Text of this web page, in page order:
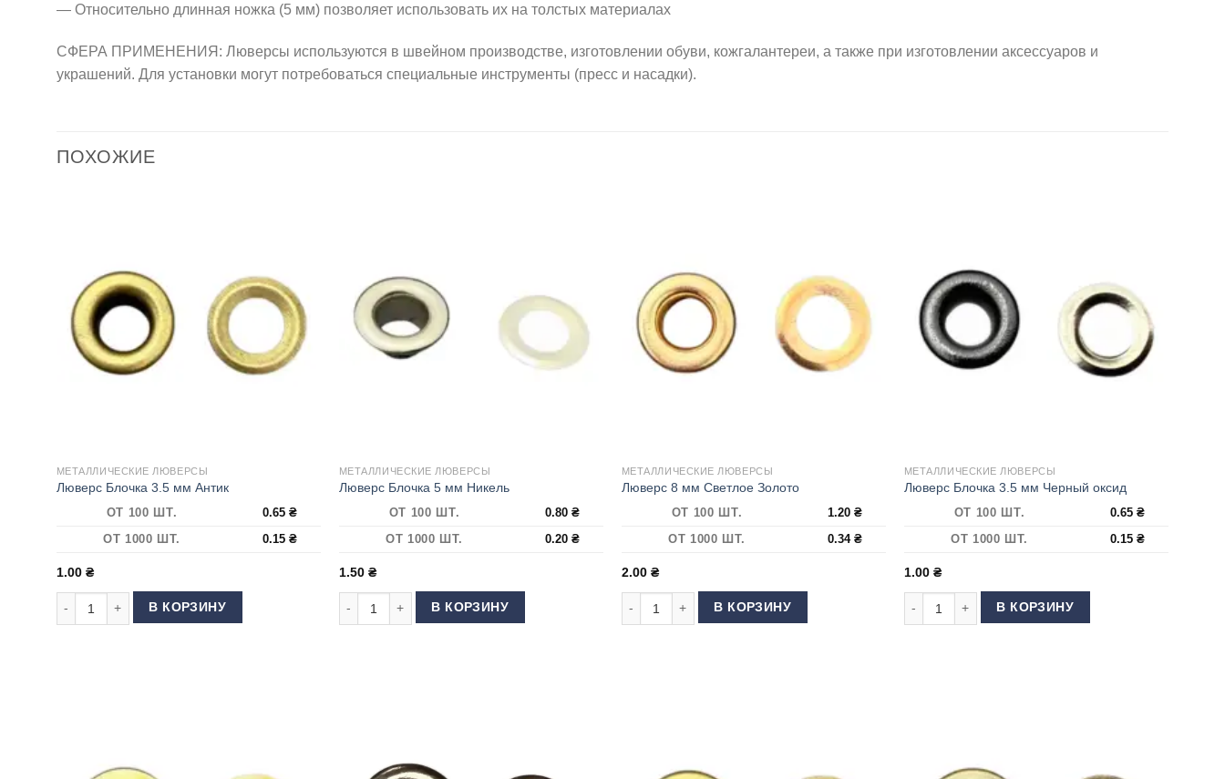
— Относительно длинная ножка (5 мм) позволяет использовать их на толстых материалах
СФЕРА ПРИМЕНЕНИЯ: Люверсы используются в швейном производстве, изготовлении обуви, кожгалантереи, а также при изготовлении аксессуаров и
украшений. Для установки могут потребоваться специальные инструменты (пресс и насадки).
ПОХОЖИЕ
МЕТАЛЛИЧЕСКИЕ ЛЮВЕРСЫ
Люверс Блочка 3.5 мм Антик
ОТ 100 ШТ. 0.65₴
ОТ 1000 ШТ.
0.15₴
1.00 ₴
Количество товара Люверс Блочка 3.5 мм Антик
В КОРЗИНУ
МЕТАЛЛИЧЕСКИЕ ЛЮВЕРСЫ
Люверс Блочка 5 мм Никель
ОТ 100 ШТ. 0.80₴
ОТ 1000 ШТ.
0.20₴
1.50 ₴
Количество товара Люверс Блочка 5 мм Никель
В КОРЗИНУ
МЕТАЛЛИЧЕСКИЕ ЛЮВЕРСЫ
Люверс 8 мм Светлое Золото
ОТ 100 ШТ. 1.20₴
ОТ 1000 ШТ.
0.34₴
2.00 ₴
Количество товара Люверс 8 мм Светлое Золото
В КОРЗИНУ
МЕТАЛЛИЧЕСКИЕ ЛЮВЕРСЫ
Люверс Блочка 3.5 мм Черный оксид
ОТ 100 ШТ. 0.65₴
ОТ 1000 ШТ.
0.15₴
1.00 ₴
Количество товара Люверс Блочка 3.5 мм Черный
В КОРЗИНУ